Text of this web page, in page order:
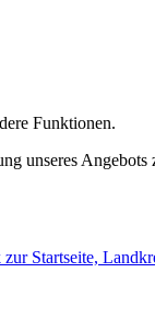
Funktionen.
unseres